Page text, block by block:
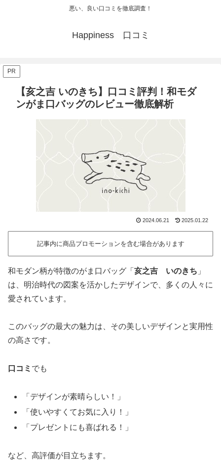
悪い、良い口コミを徹底調査！
Happiness 口コミ
PR
【亥之吉 いのきち】口コミ評判！和モダ
ンがま口バッグのレビュー徹底解析
2024.06.21 2025.01.22
記事内に商品プロモーションを含む場合があります
和モダン柄が特徴のがま口バッグ「 亥之吉 いのきち 」
は、明治時代の図案を活かしたデザインで、多くの人々に
愛されています。
このバッグの最大の魅力は、その美しいデザインと実用性
の高さです。
口コミ でも
「デザインが素晴らしい！」
「使いやすくてお気に入り！」
「プレゼントにも喜ばれる！」
など、高評価が目立ちます。